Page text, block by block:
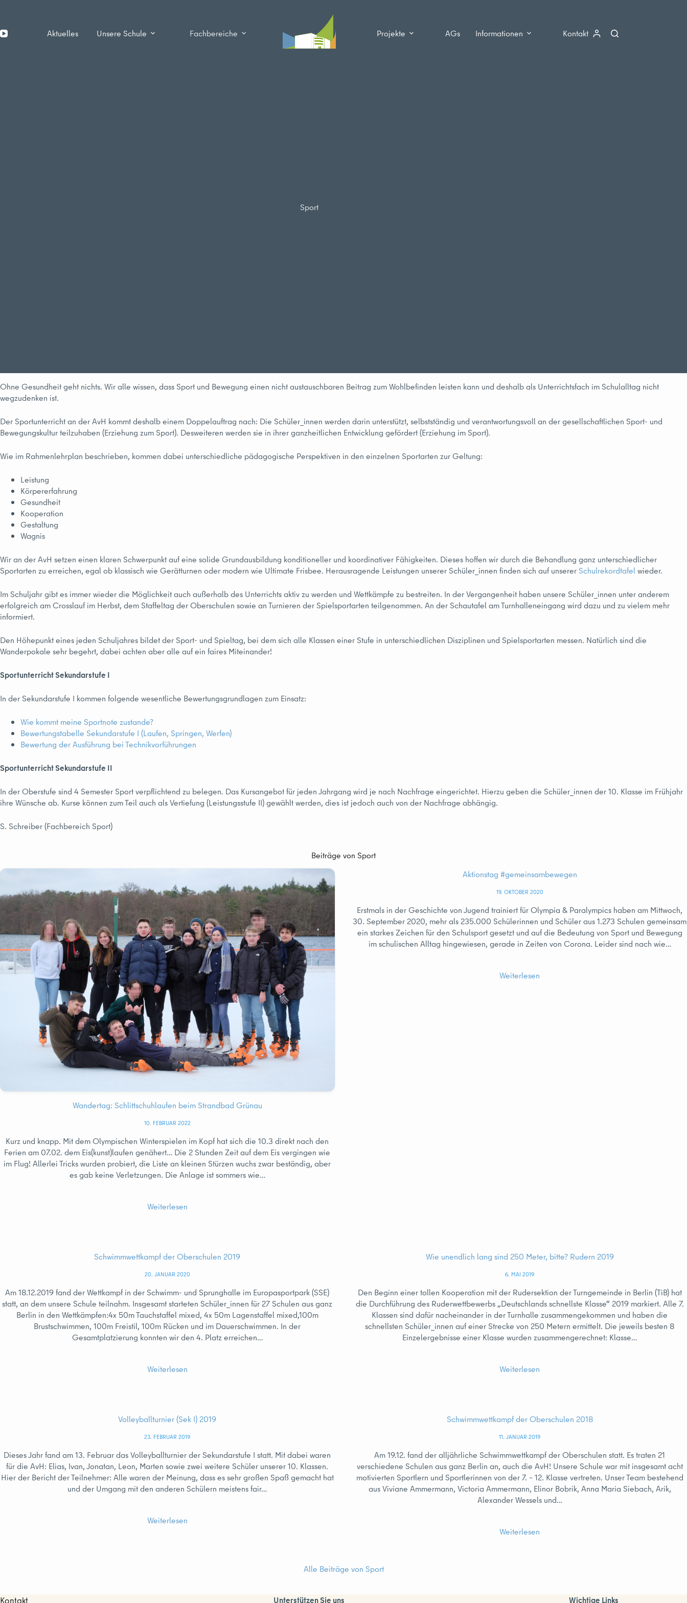
springen
Aktuelles Unsere Schule Fachbereiche Projekte AGs Informationen Kontakt
Sport
Ohne Gesundheit geht nichts. Wir alle wissen, dass Sport und Bewegung einen nicht austauschbaren Beitrag zum Wohlbefinden leisten kann und deshalb als Unterrichtsfach im Schulalltag nicht
wegzudenken ist.
Der Sportunterricht an der AvH kommt deshalb einem Doppelauftrag nach: Die Schüler_innen werden darin unterstützt, selbstständig und verantwortungsvoll an der gesellschaftlichen Sport- und
Bewegungskultur teilzuhaben (Erziehung zum Sport). Desweiteren werden sie in ihrer ganzheitlichen Entwicklung gefördert (Erziehung im Sport).
Wie im Rahmenlehrplan beschrieben, kommen dabei unterschiedliche pädagogische Perspektiven in den einzelnen Sportarten zur Geltung:
Leistung
Körpererfahrung
Gesundheit
Kooperation
Gestaltung
Wagnis
Wir an der AvH setzen einen klaren Schwerpunkt auf eine solide Grundausbildung konditioneller und koordinativer Fähigkeiten. Dieses hoffen wir durch die Behandlung ganz unterschiedlicher
Sportarten zu erreichen, egal ob klassisch wie Gerätturnen oder modern wie Ultimate Frisbee. Herausragende Leistungen unserer Schüler_innen finden sich auf unserer Schulrekordtafelwieder.
Im Schuljahr gibt es immer wieder die Möglichkeit auch außerhalb des Unterrichts aktiv zu werden und Wettkämpfe zu bestreiten. In der Vergangenheit haben unsere Schüler_innen unter anderem
erfolgreich am Crosslauf im Herbst, dem Staffeltag der Oberschulen sowie an Turnieren der Spielsportarten teilgenommen. An der Schautafel am Turnhalleneingang wird dazu und zu vielem mehr
informiert.
Den Höhepunkt eines jeden Schuljahres bildet der Sport- und Spieltag, bei dem sich alle Klassen einer Stufe in unterschiedlichen Disziplinen und Spielsportarten messen. Natürlich sind die
Wanderpokale sehr begehrt, dabei achten aber alle auf ein faires Miteinander!
Sportunterricht Sekundarstufe I
In der Sekundarstufe I kommen folgende wesentliche Bewertungsgrundlagen zum Einsatz:
Wie kommt meine Sportnote zustande?
Bewertungstabelle Sekundarstufe I (Laufen, Springen, Werfen)
Bewertung der Ausführung bei Technikvorführungen
Sportunterricht Sekundarstufe II
In der Oberstufe sind 4 Semester Sport verpflichtend zu belegen. Das Kursangebot für jeden Jahrgang wird je nach Nachfrage eingerichtet. Hierzu geben die Schüler_innen der 10. Klasse im Frühjahr
ihre Wünsche ab. Kurse können zum Teil auch als Vertiefung (Leistungsstufe II) gewählt werden, dies ist jedoch auch von der Nachfrage abhängig.
S. Schreiber (Fachbereich Sport)
Beiträge von Sport
Wandertag: Schlittschuhlaufen beim Strandbad Grünau
10. FEBRUAR 2022
Kurz und knapp. Mit dem Olympischen Winterspielen im Kopf hat sich die 10.3 direkt nach den
Ferien am 07.02. dem Eis(kunst)laufen genähert… Die 2 Stunden Zeit auf dem Eis vergingen wie
im Flug! Allerlei Tricks wurden probiert, die Liste an kleinen Stürzen wuchs zwar beständig, aber
es gab keine Verletzungen. Die Anlage ist sommers wie…
Weiterlesen
Aktionstag #gemeinsambewegen
19. OKTOBER 2020
Erstmals in der Geschichte von Jugend trainiert für Olympia & Paralympics haben am Mittwoch,
30. September 2020, mehr als 235.000 Schülerinnen und Schüler aus 1.273 Schulen gemeinsam
ein starkes Zeichen für den Schulsport gesetzt und auf die Bedeutung von Sport und Bewegung
im schulischen Alltag hingewiesen, gerade in Zeiten von Corona. Leider sind nach wie…
Weiterlesen
Schwimmwettkampf der Oberschulen 2019
20. JANUAR 2020
Am 18.12.2019 fand der Wettkampf in der Schwimm- und Sprunghalle im Europasportpark (SSE)
statt, an dem unsere Schule teilnahm. Insgesamt starteten Schüler_innen für 27 Schulen aus ganz
Berlin in den Wettkämpfen:4x 50m Tauchstaffel mixed, 4x 50m Lagenstaffel mixed,100m
Brustschwimmen, 100m Freistil, 100m Rücken und im Dauerschwimmen. In der
Gesamtplatzierung konnten wir den 4. Platz erreichen…
Weiterlesen
Wie unendlich lang sind 250 Meter, bitte? Rudern 2019
6. MAI 2019
Den Beginn einer tollen Kooperation mit der Rudersektion der Turngemeinde in Berlin (TiB) hat
die Durchführung des Ruderwettbewerbs „Deutschlands schnellste Klasse“ 2019 markiert. Alle 7.
Klassen sind dafür nacheinander in der Turnhalle zusammengekommen und haben die
schnellsten Schüler_innen auf einer Strecke von 250 Metern ermittelt. Die jeweils besten 8
Einzelergebnisse einer Klasse wurden zusammengerechnet: Klasse…
Weiterlesen
Volleyballturnier (Sek I) 2019
23. FEBRUAR 2019
Dieses Jahr fand am 13. Februar das Volleyballturnier der Sekundarstufe I statt. Mit dabei waren
für die AvH: Elias, Ivan, Jonatan, Leon, Marten sowie zwei weitere Schüler unserer 10. Klassen.
Hier der Bericht der Teilnehmer: Alle waren der Meinung, dass es sehr großen Spaß gemacht hat
und der Umgang mit den anderen Schülern meistens fair…
Weiterlesen
Schwimmwettkampf der Oberschulen 2018
11. JANUAR 2019
Am 19.12. fand der alljährliche Schwimmwettkampf der Oberschulen statt. Es traten 21
verschiedene Schulen aus ganz Berlin an, auch die AvH! Unsere Schule war mit insgesamt acht
motivierten Sportlern und Sportlerinnen von der 7. – 12. Klasse vertreten. Unser Team bestehend
aus Viviane Ammermann, Victoria Ammermann, Elinor Bobrik, Anna Maria Siebach, Arik,
Alexander Wessels und…
Weiterlesen
Alle Beiträge von Sport
Unterstützen Sie uns Wichtige Links